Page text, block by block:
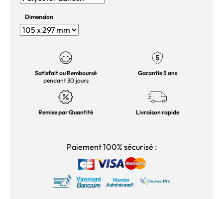
Dimension
Satisfait ou Remboursé
pendant 30 jours
Garantie 5 ans
Remise par Quantité Livraison rapide
Paiement 100% sécurisé :